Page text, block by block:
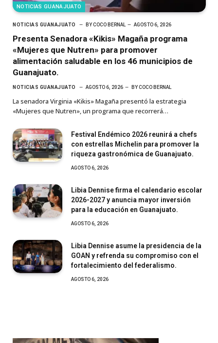
NOTICIAS GUANAJUATO
NOTICIAS GUANAJUATO BY COCO BERNAL AGOSTO 6, 2026
Presenta Senadora «Kikis» Magaña programa
«Mujeres que Nutren» para promover
alimentación saludable en los 46 municipios de
Guanajuato.
NOTICIAS GUANAJUATO AGOSTO 6, 2026 BY COCO BERNAL
La senadora Virginia «Kikis» Magaña presentó la estrategia
«Mujeres que Nutren», un programa que recorrerá…
Festival Endémico 2026 reunirá a chefs
con estrellas Michelin para promover la
riqueza gastronómica de Guanajuato.
AGOSTO 6, 2026
Libia Dennise firma el calendario escolar
2026-2027 y anuncia mayor inversión
para la educación en Guanajuato.
AGOSTO 6, 2026
Libia Dennise asume la presidencia de la
GOAN y refrenda su compromiso con el
fortalecimiento del federalismo.
AGOSTO 6, 2026